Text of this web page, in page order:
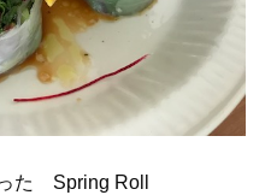
た Spring Roll